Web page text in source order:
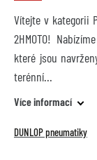
Vítejte v kategorii
2HMOTO!
které jsou
terénní
Více informací
DUNLOP pneumatiky